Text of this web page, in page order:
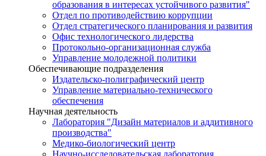
образования в интересах устойчивого развития"
Отдел по противодействию коррупции
Отдел стратегического планирования и развития
Офис технологического лидерства
Протокольно-организационная служба
Управление молодежной политики
Обеспечивающие подразделения
Издательско-полиграфический центр
Управление материально-технического
обеспечения
Научная деятельность
Лаборатория "Дизайн материалов и аддитивного
производства"
Медико-биологический центр
Научно-исследовательская лаборатория